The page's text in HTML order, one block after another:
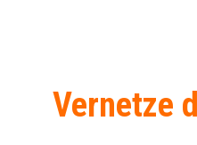
Vernetze